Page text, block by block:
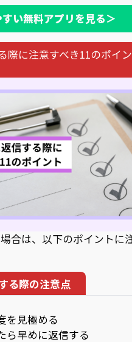
い無料アプリを見る＞
際に注意すべき11のポイン
合は、以下のポイントに
る際の注意点
を見極める
ら早めに返信する